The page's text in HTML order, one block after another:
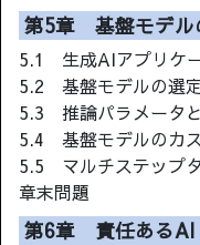
第5章 基盤モデル
5.1 生成AIアプリケ
5.2 基盤モデルの選
5.3 推論パラメータ
5.4 基盤モデルのカ
5.5 マルチステップ
章末問題
第6章 責任あるAI